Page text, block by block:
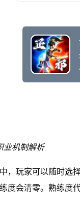
业机制解析
，玩家可以随时选
度会清零。熟练度